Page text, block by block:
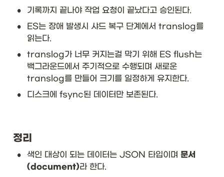
• 기록까지 끝나야 작업 요청이 끝났다고 승인된다.
•
ES는 장애 발생시 샤드 복구 단계에서 translog를
읽는다.
•
translog가 너무 커지는걸 막기 위해 ES flush는
백그라운드에서 주기적으로 수행되며 새로운
translog를 만들어 크기를 일정하게 유지한다.
• 디스크에 fsync된 데이터만 보존된다.
정리
• 색인 대상이 되는 데이터는 JSON 타입이며 문서
(document)라 한다.